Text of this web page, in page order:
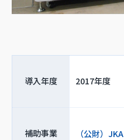
導入年度 2017年度
補助事業 （公財）JKA